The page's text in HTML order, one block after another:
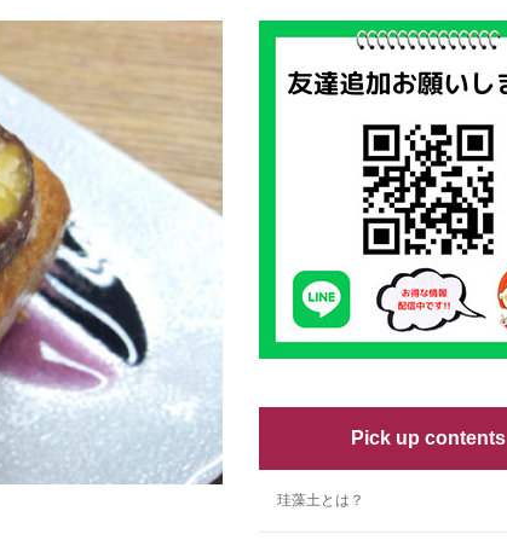
Pick up contents
珪藻土とは？